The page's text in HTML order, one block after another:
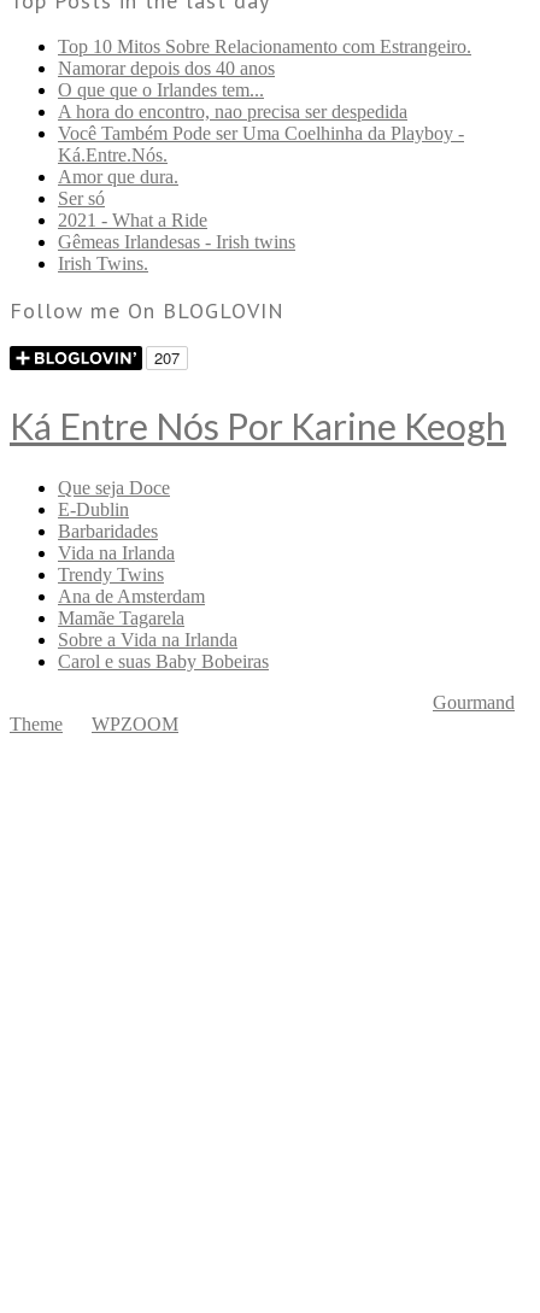
Top 10 Mitos Sobre Relacionamento com Estrangeiro.
Namorar depois dos 40 anos
O que que o Irlandes tem...
A hora do encontro, nao precisa ser despedida
Você Também Pode ser Uma Coelhinha da Playboy -
Ká.Entre.Nós.
Amor que dura.
Ser só
2021 - What a Ride
Gêmeas Irlandesas - Irish twins
Irish Twins.
Follow me On BLOGLOVIN
Ká Entre Nós Por Karine Keogh
Que seja Doce
E-Dublin
Barbaridades
Vida na Irlanda
Trendy Twins
Ana de Amsterdam
Mamãe Tagarela
Sobre a Vida na Irlanda
Carol e suas Baby Bobeiras
Gourmand
Theme
WPZOOM